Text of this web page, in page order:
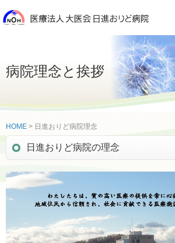
病院理念と挨拶
HOME > 日進おりど病院理念
日進おりど病院の理念